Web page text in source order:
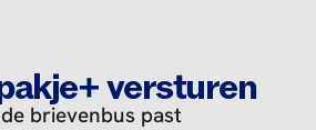
versturen
brievenbus past